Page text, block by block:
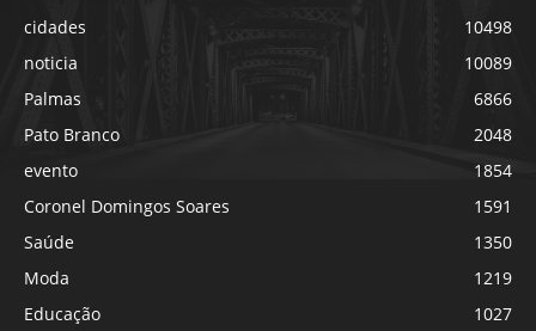
cidades
10498
noticia
10089
Palmas
6866
Pato Branco
2048
evento
1854
Coronel Domingos Soares
1591
Saúde
1350
Moda
1219
Educação
1027